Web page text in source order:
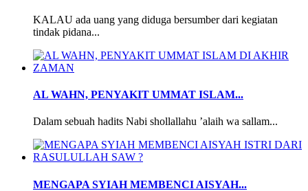
KALAU ada uang yang diduga bersumber dari kegiatan
tindak pidana...
AL WAHN, PENYAKIT UMMAT ISLAM...
Dalam sebuah hadits Nabi shollallahu ’alaih wa sallam...
MENGAPA SYIAH MEMBENCI AISYAH...